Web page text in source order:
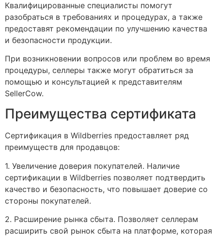
Квалифицированные специалисты помогут
разобраться в требованиях и процедурах, а также
предоставят рекомендации по улучшению качества
и безопасности продукции.
При возникновении вопросов или проблем во время
процедуры, селлеры также могут обратиться за
помощью и консультацией к представителям
SellerCow.
Преимущества сертификата
Сертификация в Wildberries предоставляет ряд
преимуществ для продавцов:
1. Увеличение доверия покупателей. Наличие
сертификации в Wildberries позволяет подтвердить
качество и безопасность, что повышает доверие со
стороны покупателей.
2. Расширение рынка сбыта. Позволяет селлерам
расширить свой рынок сбыта на платформе, которая